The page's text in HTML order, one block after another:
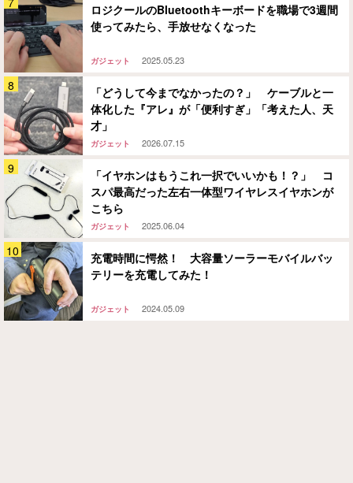
ロジクールのBluetoothキーボードを職場で3週間
使ってみたら、手放せなくなった
ガジェット 2025.05.23
「どうして今までなかったの？」 ケーブルと一
体化した『アレ』が「便利すぎ」「考えた人、天
才」
ガジェット 2026.07.15
「イヤホンはもうこれ一択でいいかも！？」 コ
スパ最高だった左右一体型ワイヤレスイヤホンが
こちら
ガジェット 2025.06.04
充電時間に愕然！ 大容量ソーラーモバイルバッ
テリーを充電してみた！
ガジェット 2024.05.09